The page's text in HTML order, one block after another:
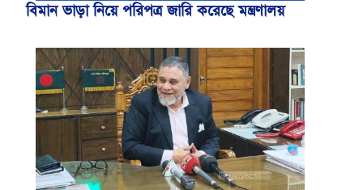
বিমান ভাড়া নিয়ে পরিপত্র জারি করেছে মন্ত্রণালয়